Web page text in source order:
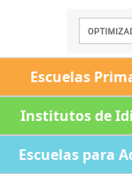
Escuelas
Institutos de
Escuelas para